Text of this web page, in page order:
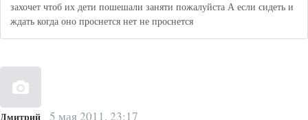
захочет чтоб их дети пошешали заняти пожалуйста А если сидеть и
ждать когда оно проснется нет не проснется
Дмитрий 5 мая 2011, 23:17